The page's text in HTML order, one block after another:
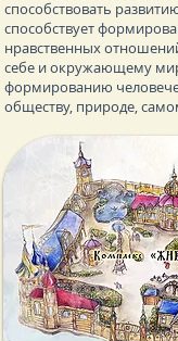
способствовать
способствует
нравственных
себе и окружающему
формированию
обществу, природе,